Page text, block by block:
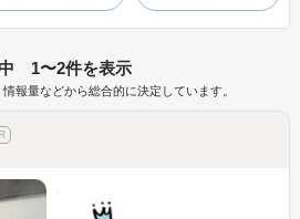
1〜2件を表示
報量などから総合的に決定しています。